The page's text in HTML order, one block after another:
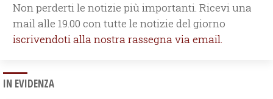
Non perderti le notizie più importanti. Ricevi una
mail alle 19.00 con tutte le notizie del giorno
iscrivendoti alla nostra rassegna via email.
IN EVIDENZA